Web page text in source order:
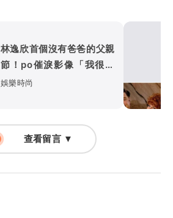
林逸欣首個沒有爸爸的父親
節！po催淚影像「我很幸
福，爸爸也很快樂吧」
娛樂時尚
查看留言 ▼